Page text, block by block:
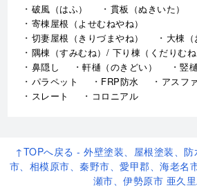
破風（はふ）
貫板（ぬきいた）
寄棟屋根（よせむねやね）
切妻屋根（きりづまやね）
大棟（
隅棟（すみむね）/ 下り棟（くだりむね
鼻隠し
軒樋（のきどい）
竪
パラペット
FRP防水
アスフ
スレート
コロニアル
↑TOPへ戻る - 外壁塗装、屋根塗装、
市、相模原市、秦野市、愛甲郡、海老名
瀬市、伊勢原市 亜久